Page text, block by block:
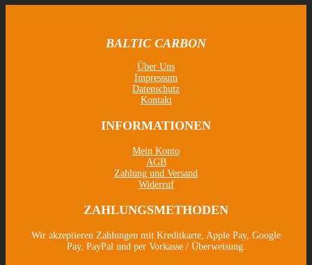
BALTIC CARBON
Über Uns
Impressum
Datenschutz
Kontakt
INFORMATIONEN
Mein Konto
AGB
Zahlung und Versand
Widerruf
ZAHLUNGSMETHODEN
Wir akzeptieren Zahlungen mit Kreditkarte, Apple Pay, Google
Pay, PayPal und per Vorkasse / Überweisung.